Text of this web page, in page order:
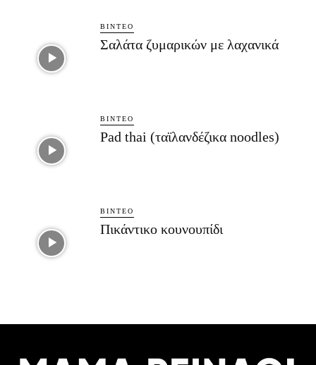
ΒΊΝΤΕΟ
Σαλάτα ζυμαρικών με λαχανικά
ΒΊΝΤΕΟ
Pad thai (ταϊλανδέζικα noodles)
ΒΊΝΤΕΟ
Πικάντικο κουνουπίδι